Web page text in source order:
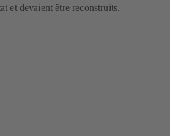
et devaient être reconstruits.